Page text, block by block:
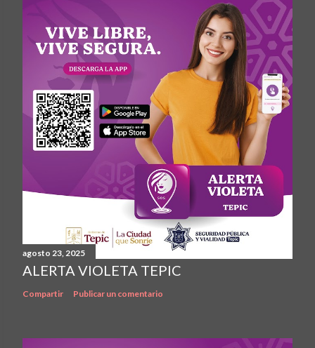
agosto 23, 2025
ALERTA VIOLETA TEPIC
Compartir Publicar un comentario